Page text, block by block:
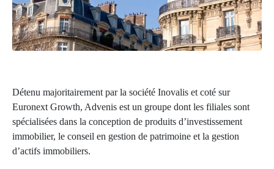
Détenu majoritairement par la société Inovalis et coté sur
Euronext Growth, Advenis est un groupe dont les filiales sont
spécialisées dans la conception de produits d’investissement
immobilier, le conseil en gestion de patrimoine et la gestion
d’actifs immobiliers.